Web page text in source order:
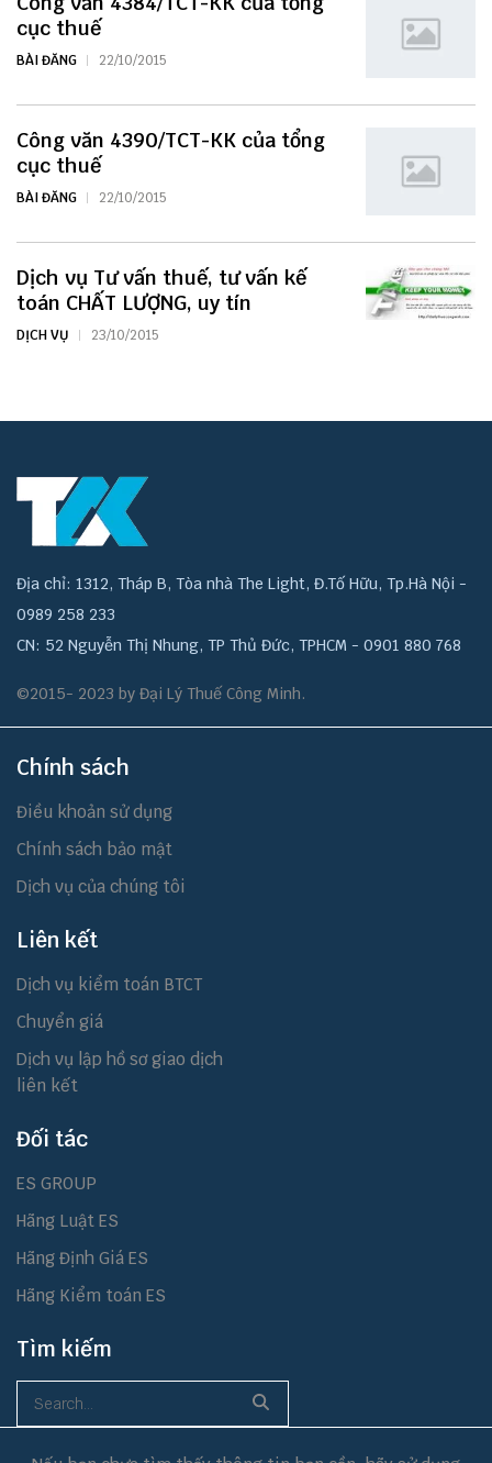
cục thuế
BÀI ĐĂNG 22/10/2015
Công văn 4390/TCT-KK của tổng
cục thuế
BÀI ĐĂNG 22/10/2015
Dịch vụ Tư vấn thuế, tư vấn kế
toán CHẤT LƯỢNG, uy tín
DỊCH VỤ 23/10/2015
Địa chỉ: 1312, Tháp B, Tòa nhà The Light, Đ.Tố Hữu, Tp.Hà Nội -
0989 258 233
CN: 52 Nguyễn Thị Nhung, TP Thủ Đức, TPHCM - 0901 880 768
©2015- 2023 by Đại Lý Thuế Công Minh.
Chính sách
Điều khoản sử dụng
Chính sách bảo mật
Dịch vụ của chúng tôi
Liên kết
Dịch vụ kiểm toán BTCT
Chuyển giá
Dịch vụ lập hồ sơ giao dịch
liên kết
Đối tác
ES GROUP
Hãng Luật ES
Hãng Định Giá ES
Hãng Kiểm toán ES
Tìm kiếm